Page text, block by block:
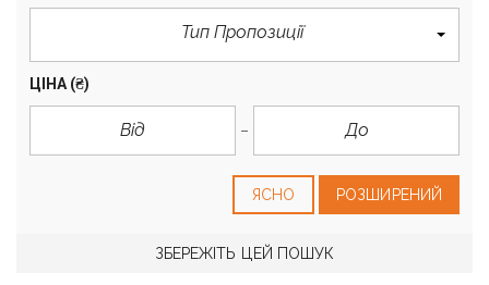
Тип Пропозиції
ЦІНА (₴)
ЯСНО РОЗШИРЕНИЙ
ЗБЕРЕЖІТЬ ЦЕЙ ПОШУК